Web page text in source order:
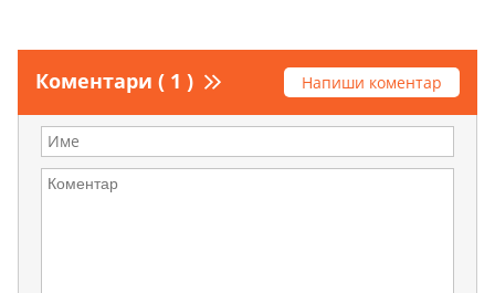
Коментари ( 1 ) Напиши коментар